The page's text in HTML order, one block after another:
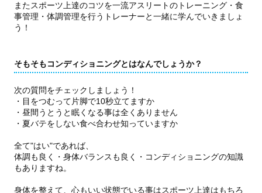
またスポーツ上達のコツを一流アスリートのトレーニング・食
事管理・体調管理を行うトレーナーと一緒に学んでいきましょ
う！
そもそもコンディショニングとはなんでしょうか？
次の質問をチェックしましょう！
・目をつむって片脚で10秒立てますか
・昼間うとうと眠くなる事は全くありません
・夏バテをしない食べ合わせ知っていますか
全て"はい"であれば、
体調も良く・身体バランスも良く・コンディショニングの知識
もありますね。
身体を整えて、心もいい状態でいる事はスポーツ上達はもちろ